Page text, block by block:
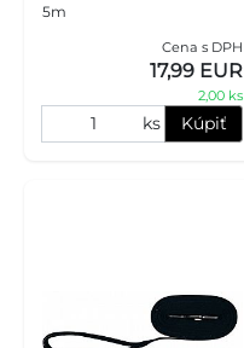
5m
Cena s DPH
17,99 EUR
2,00 ks
ks Kúpiť